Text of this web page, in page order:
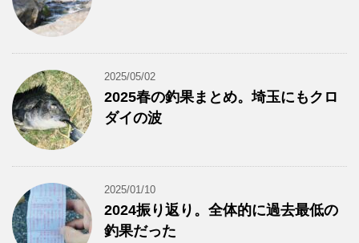
2025/05/02
2025春の釣果まとめ。埼玉にもクロ
ダイの波
2025/01/10
2024振り返り。全体的に過去最低の
釣果だった